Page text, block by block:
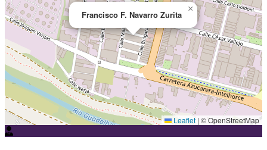
Francisco F. Navarro Zurita
×
Leaflet | © OpenStreetMap